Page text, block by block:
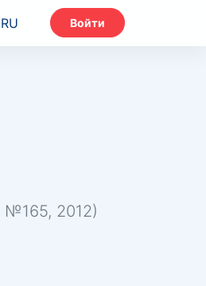
RU Войти
№165, 2012)